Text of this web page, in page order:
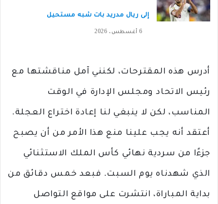
إلى ريال مدريد بات شبه مستحيل
6 أغسطس، 2026
أدرس هذه المقترحات، لكنني آمل مناقشتها مع
رئيس الاتحاد ومجلس الإدارة في الوقت
المناسب، لكن لا ينبغي لنا إعادة اختراع العجلة.
أعتقد أنه يجب علينا منع هذا الأمر من أن يصبح
جزءًا من سردية نهائي كأس الملك الاستثنائي
الذي شهدناه يوم السبت. فبعد خمس دقائق من
بداية المباراة، انتشرت على مواقع التواصل